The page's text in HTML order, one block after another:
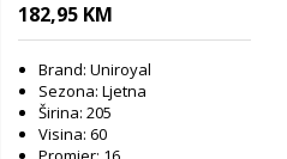
182,95 KM
Brand: Uniroyal
Sezona: Ljetna
Širina: 205
Visina: 60